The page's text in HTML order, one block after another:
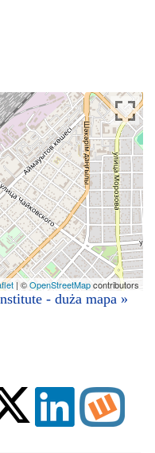
| ©OpenStreetMapcontributors
- duża mapa »